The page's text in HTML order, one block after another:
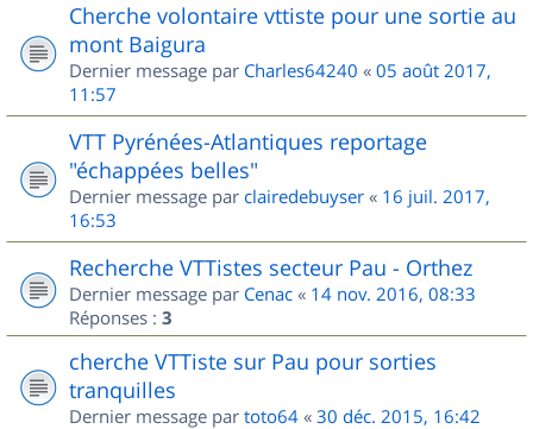
Cherche volontaire vttiste pour une sortie au
mont Baigura
Dernier message par Charles64240 « 05 août 2017,
11:57
VTT Pyrénées-Atlantiques reportage
"échappées belles"
Dernier message par clairedebuyser « 16 juil. 2017,
16:53
Recherche VTTistes secteur Pau - Orthez
Dernier message par Cenac « 14 nov. 2016, 08:33
Réponses : 3
cherche VTTiste sur Pau pour sorties
tranquilles
Dernier message par toto64 « 30 déc. 2015, 16:42